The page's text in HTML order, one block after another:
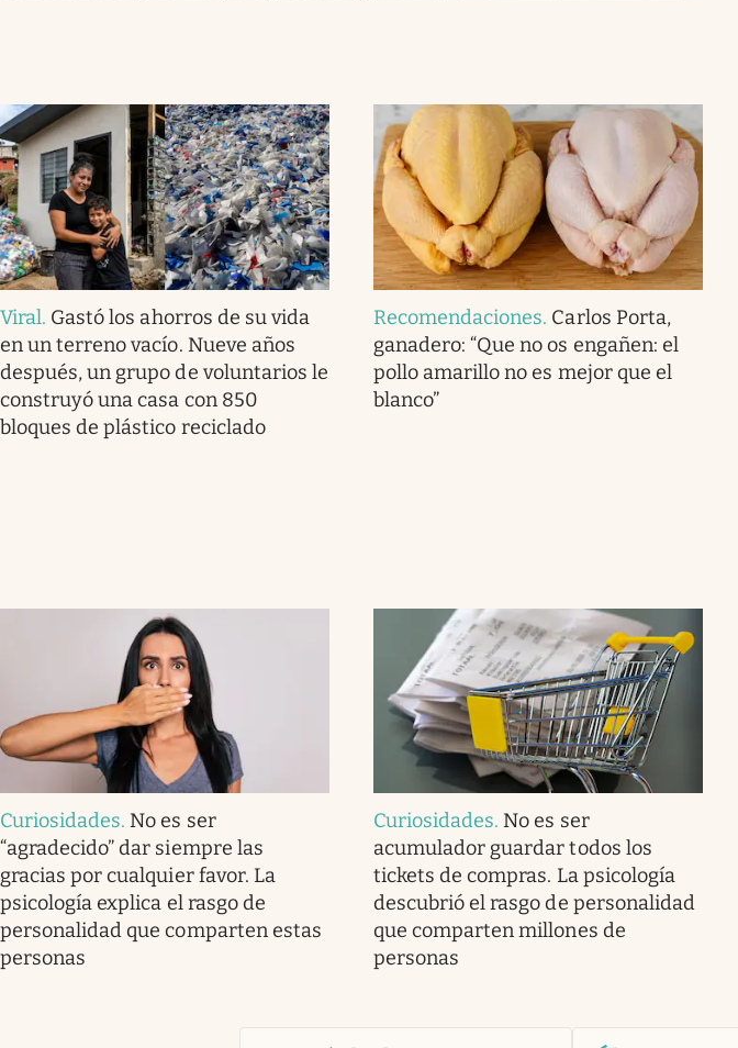
Viral. Gastó los ahorros de su vida
en un terreno vacío. Nueve años
después, un grupo de voluntarios le
construyó una casa con 850
bloques de plástico reciclado
Recomendaciones. Carlos Porta,
ganadero: “Que no os engañen: el
pollo amarillo no es mejor que el
blanco”
Curiosidades. No es ser
“agradecido” dar siempre las
gracias por cualquier favor. La
psicología explica el rasgo de
personalidad que comparten estas
personas
Curiosidades. No es ser
acumulador guardar todos los
tickets de compras. La psicología
descubrió el rasgo de personalidad
que comparten millones de
personas